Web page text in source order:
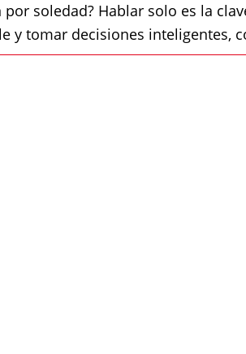
por soledad? Hablar solo es la
y tomar decisiones inteligentes,